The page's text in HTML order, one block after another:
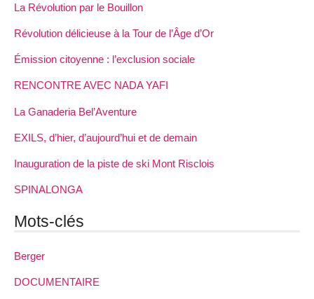
La Révolution par le Bouillon
Révolution délicieuse à la Tour de l’Âge d’Or
Émission citoyenne : l’exclusion sociale
RENCONTRE AVEC NADA YAFI
La Ganaderia Bel’Aventure
EXILS, d’hier, d’aujourd’hui et de demain
Inauguration de la piste de ski Mont Risclois
SPINALONGA
Mots-clés
Berger
DOCUMENTAIRE